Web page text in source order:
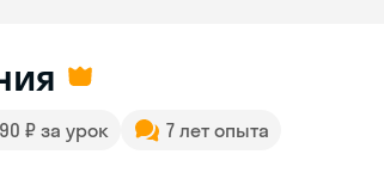
₽ за урок 7 лет опыта